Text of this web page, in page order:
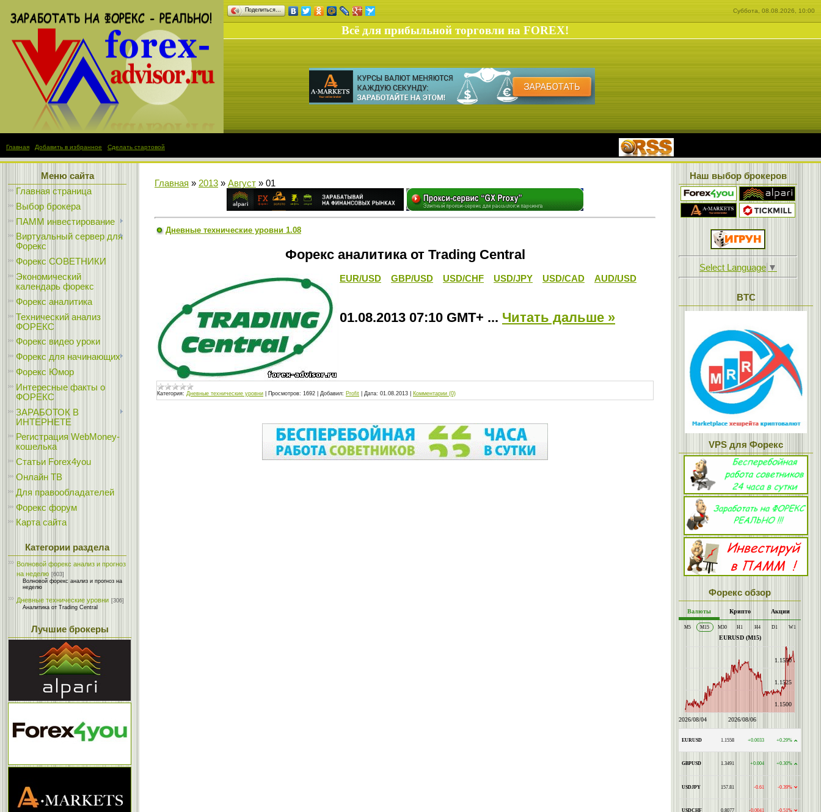
Поделиться… Суббота, 08.08.2026, 10:00
Всё для прибыльной торговли на FOREX!
Главная Добавить в избранное Сделать стартовой
Меню сайта
Главная страница
Выбор брокера
ПАММ инвестирование
Виртуальный сервер для
Форекс
Форекс СОВЕТНИКИ
Экономический
календарь форекс
Форекс аналитика
Технический анализ
ФОРЕКС
Форекс видео уроки
Форекс для начинающих
Форекс Юмор
Интересные факты о
ФОРЕКС
ЗАРАБОТОК В
ИНТЕРНЕТЕ
Регистрация WebMoney-
кошелька
Статьи Forex4you
Онлайн ТВ
Для правообладателей
Форекс форум
Карта сайта
Категории раздела
Волновой форекс анализ и прогноз
на неделю [603]
Волновой форекс анализ и прогноз на
неделю
Дневные технические уровни [306]
Аналитика от Trading Central
Лучшие брокеры
Главная » 2013 » Август » 01
Дневные технические уровни 1.08
Форекс аналитика от Trading Central
EUR/USD GBP/USD USD/CHF USD/JPY USD/CAD AUD/USD
01.08.2013 07:10 GMT+ ... Читать дальше »
Категория: Дневные технические уровни Просмотров: 1692 Добавил: Profit Дата: 01.08.2013 Комментарии (0)
Наш выбор брокеров
Select Language ▼
BTC
VPS для Форекс
Форекс обзор